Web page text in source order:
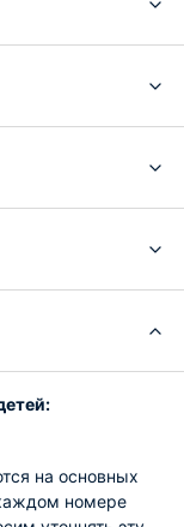
на основных
номере